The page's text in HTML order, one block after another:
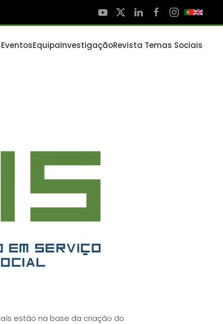
EquipaInvestigaçãoRevista Temas Sociais
estão na base da criação do